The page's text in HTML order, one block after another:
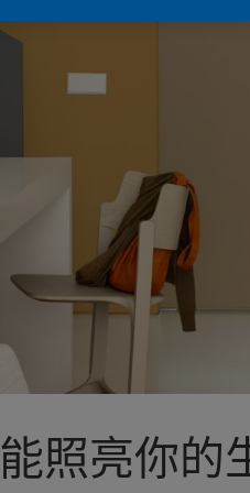
照亮你的